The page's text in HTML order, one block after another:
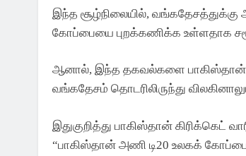
இந்த சூழ்நிலையில்,
கோப்பையை புறக்கணிக்க உள்ளதாக
ஆனால், இந்த தகவல்களை பாகிஸ்தான்
வங்கதேசம் தொடரிலிருந்து
இதுகுறித்து பாகிஸ்தான் கிரிக்கெட்
“பாகிஸ்தான் அணி டி20 உலகக்